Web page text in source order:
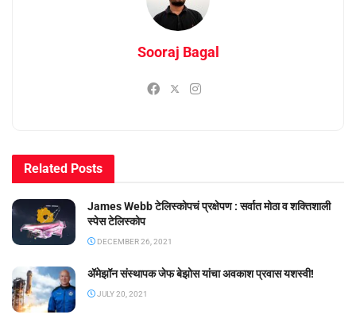
Sooraj Bagal
Related Posts
James Webb टेलिस्कोपचं प्रक्षेपण : सर्वात मोठा व शक्तिशाली
स्पेस टेलिस्कोप
DECEMBER 26, 2021
ॲमेझॉन संस्थापक जेफ बेझोस यांचा अवकाश प्रवास यशस्वी!
JULY 20, 2021